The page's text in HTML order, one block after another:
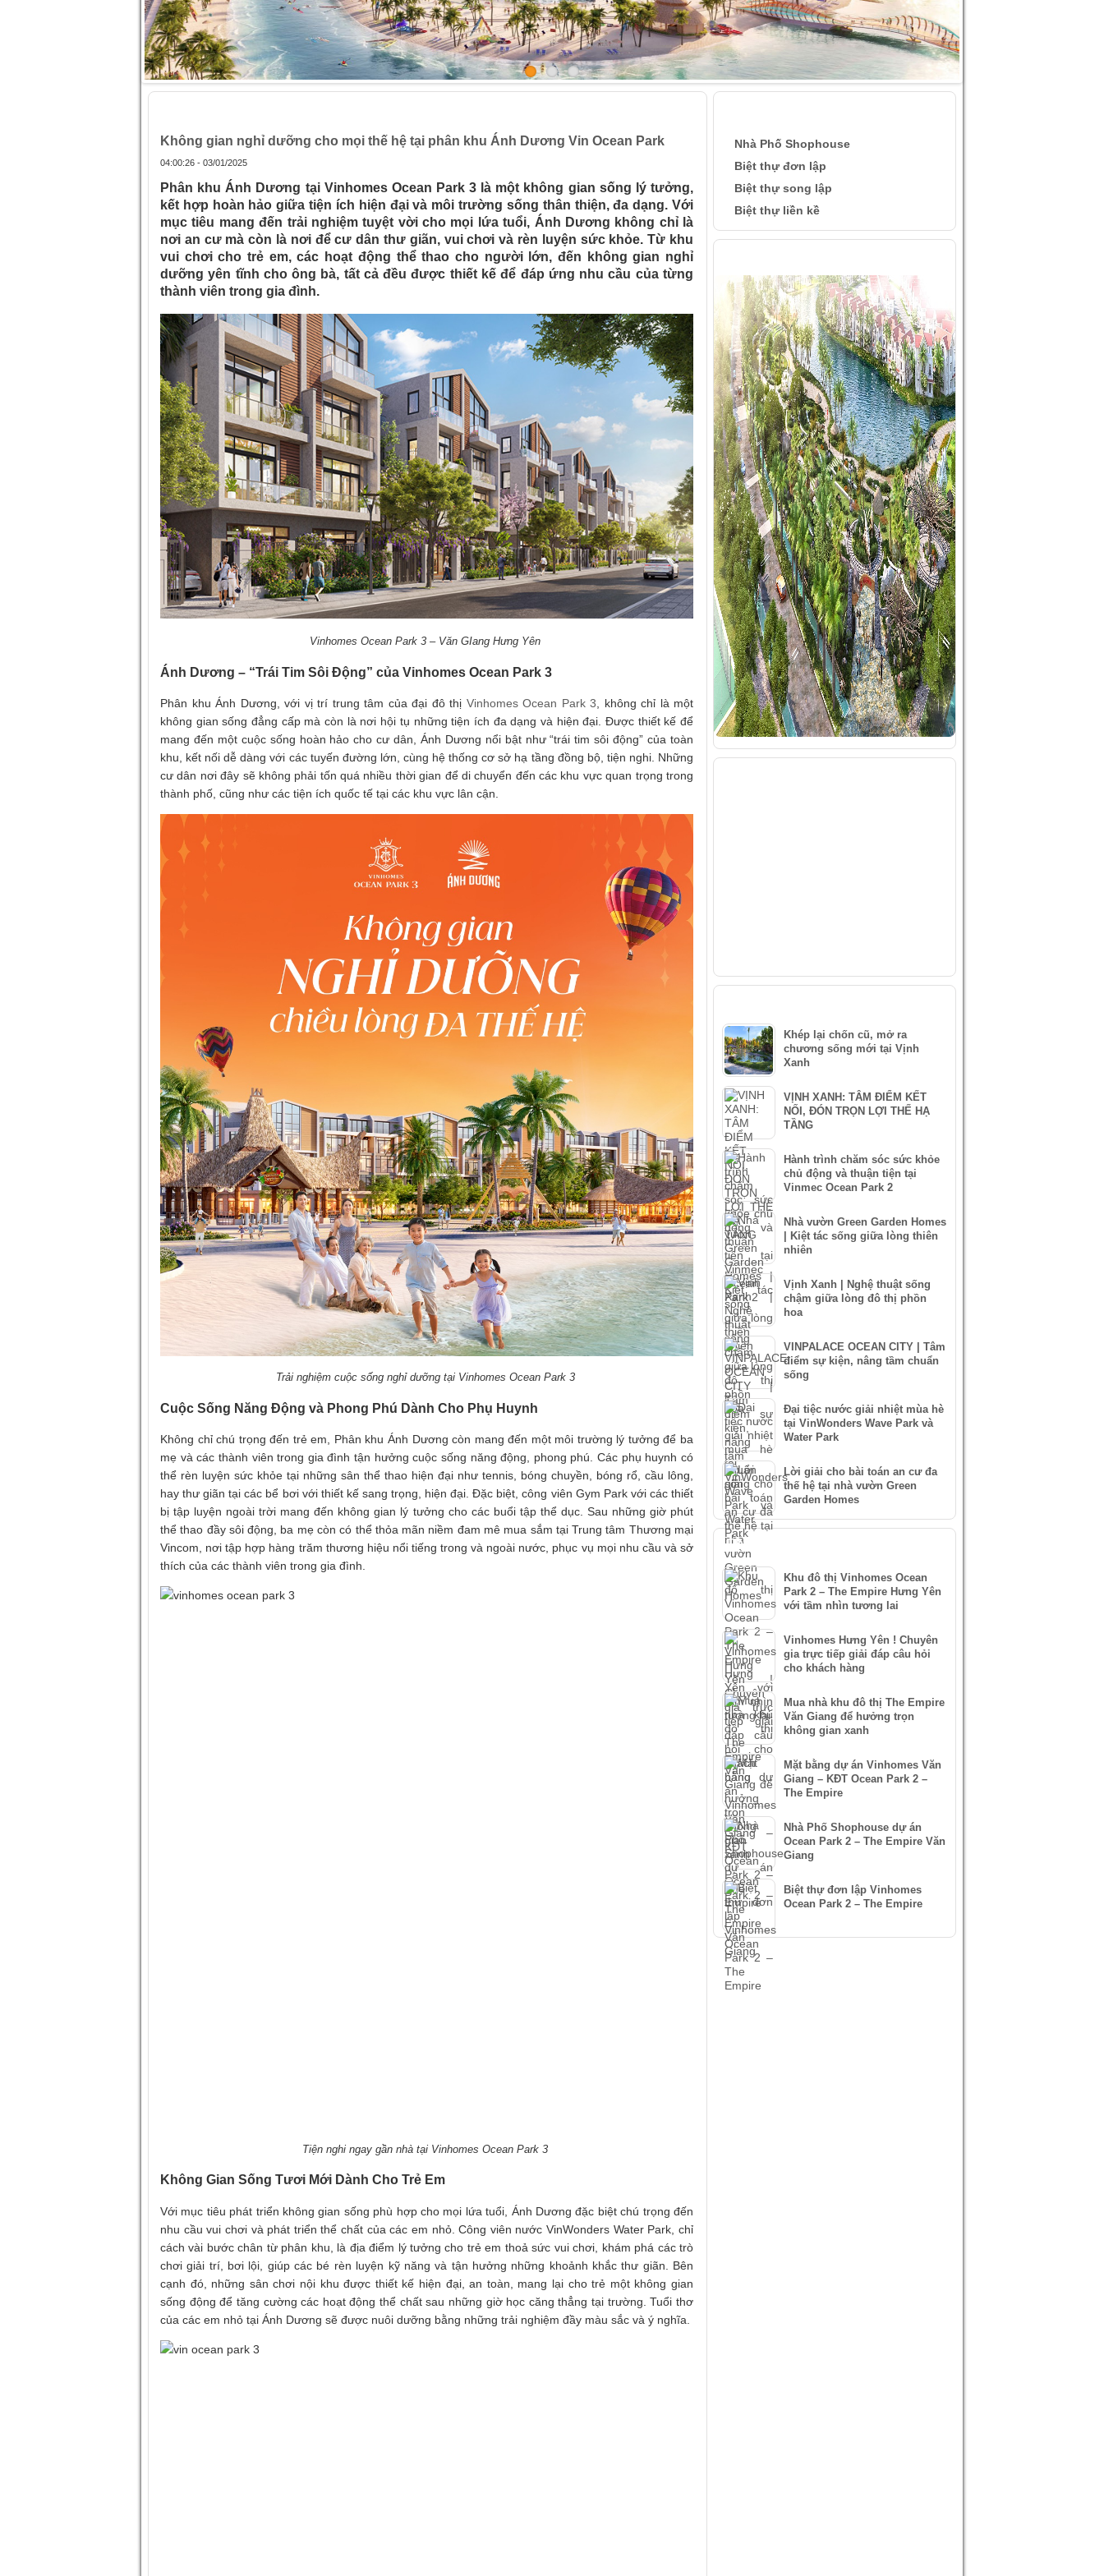
Không gian nghỉ dưỡng cho mọi thế hệ tại phân khu Ánh Dương Vin Ocean Park
04:00:26 - 03/01/2025
Phân khu Ánh Dương tại Vinhomes Ocean Park 3 là một không gian sống lý tưởng,
kết hợp hoàn hảo giữa tiện ích hiện đại và môi trường sống thân thiện, đa dạng. Với
mục tiêu mang đến trải nghiệm tuyệt vời cho mọi lứa tuổi, Ánh Dương không chỉ là
nơi an cư mà còn là nơi để cư dân thư giãn, vui chơi và rèn luyện sức khỏe. Từ khu
vui chơi cho trẻ em, các hoạt động thể thao cho người lớn, đến không gian nghỉ
dưỡng yên tĩnh cho ông bà, tất cả đều được thiết kế để đáp ứng nhu cầu của từng
thành viên trong gia đình.
Vinhomes Ocean Park 3 – Văn GIang Hưng Yên
Ánh Dương – “Trái Tim Sôi Động” của Vinhomes Ocean Park 3
Phân khu Ánh Dương, với vị trí trung tâm của đại đô thị Vinhomes Ocean Park 3 , không chỉ là một
không gian sống đẳng cấp mà còn là nơi hội tụ những tiện ích đa dạng và hiện đại. Được thiết kế để
mang đến một cuộc sống hoàn hảo cho cư dân, Ánh Dương nổi bật như “trái tim sôi động” của toàn
khu, kết nối dễ dàng với các tuyến đường lớn, cùng hệ thống cơ sở hạ tầng đồng bộ, tiện nghi. Những
cư dân nơi đây sẽ không phải tốn quá nhiều thời gian để di chuyển đến các khu vực quan trọng trong
thành phố, cũng như các tiện ích quốc tế tại các khu vực lân cận.
Trải nghiệm cuộc sống nghỉ dưỡng tại Vinhomes Ocean Park 3
Cuộc Sống Năng Động và Phong Phú Dành Cho Phụ Huynh
Không chỉ chú trọng đến trẻ em, Phân khu Ánh Dương còn mang đến một môi trường lý tưởng để ba
mẹ và các thành viên trong gia đình tận hưởng cuộc sống năng động, phong phú. Các phụ huynh có
thể rèn luyện sức khỏe tại những sân thể thao hiện đại như tennis, bóng chuyền, bóng rổ, cầu lông,
hay thư giãn tại các bể bơi với thiết kế sang trọng, hiện đại. Đặc biệt, công viên Gym Park với các thiết
bị tập luyện ngoài trời mang đến không gian lý tưởng cho các buổi tập thể dục. Sau những giờ phút
thể thao đầy sôi động, ba mẹ còn có thể thỏa mãn niềm đam mê mua sắm tại Trung tâm Thương mại
Vincom, nơi tập hợp hàng trăm thương hiệu nổi tiếng trong và ngoài nước, phục vụ mọi nhu cầu và sở
thích của các thành viên trong gia đình.
Tiện nghi ngay gần nhà tại Vinhomes Ocean Park 3
Không Gian Sống Tươi Mới Dành Cho Trẻ Em
Với mục tiêu phát triển không gian sống phù hợp cho mọi lứa tuổi, Ánh Dương đặc biệt chú trọng đến
nhu cầu vui chơi và phát triển thể chất của các em nhỏ. Công viên nước VinWonders Water Park, chỉ
cách vài bước chân từ phân khu, là địa điểm lý tưởng cho trẻ em thoả sức vui chơi, khám phá các trò
chơi giải trí, bơi lội, giúp các bé rèn luyện kỹ năng và tận hưởng những khoảnh khắc thư giãn. Bên
cạnh đó, những sân chơi nội khu được thiết kế hiện đại, an toàn, mang lại cho trẻ một không gian
sống động để tăng cường các hoạt động thể chất sau những giờ học căng thẳng tại trường. Tuổi thơ
của các em nhỏ tại Ánh Dương sẽ được nuôi dưỡng bằng những trải nghiệm đầy màu sắc và ý nghĩa.
Nhà Phố Shophouse
Biệt thự đơn lập
Biệt thự song lập
Biệt thự liền kề
Khép lại chốn cũ, mở ra
chương sống mới tại Vịnh
Xanh
VỊNH XANH: TÂM ĐIỂM KẾT
NỐI, ĐÓN TRỌN LỢI THẾ HẠ
TẦNG
Hành trình chăm sóc sức khỏe
chủ động và thuận tiện tại
Vinmec Ocean Park 2
Nhà vườn Green Garden Homes
| Kiệt tác sống giữa lòng thiên
nhiên
Vịnh Xanh | Nghệ thuật sống
chậm giữa lòng đô thị phồn
hoa
VINPALACE OCEAN CITY | Tâm
điểm sự kiện, nâng tầm chuẩn
sống
Đại tiệc nước giải nhiệt mùa hè
tại VinWonders Wave Park và
Water Park
Lời giải cho bài toán an cư đa
thế hệ tại nhà vườn Green
Garden Homes
TIN XEM NHIỀU
Khu đô thị Vinhomes Ocean
Park 2 – The Empire Hưng Yên
với tầm nhìn tương lai
Vinhomes Hưng Yên ! Chuyên
gia trực tiếp giải đáp câu hỏi
cho khách hàng
Mua nhà khu đô thị The Empire
Văn Giang để hưởng trọn
không gian xanh
Mặt bằng dự án Vinhomes Văn
Giang – KĐT Ocean Park 2 –
The Empire
Nhà Phố Shophouse dự án
Ocean Park 2 – The Empire Văn
Giang
Biệt thự đơn lập Vinhomes
Ocean Park 2 – The Empire